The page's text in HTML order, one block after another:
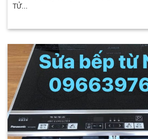
TỬ...